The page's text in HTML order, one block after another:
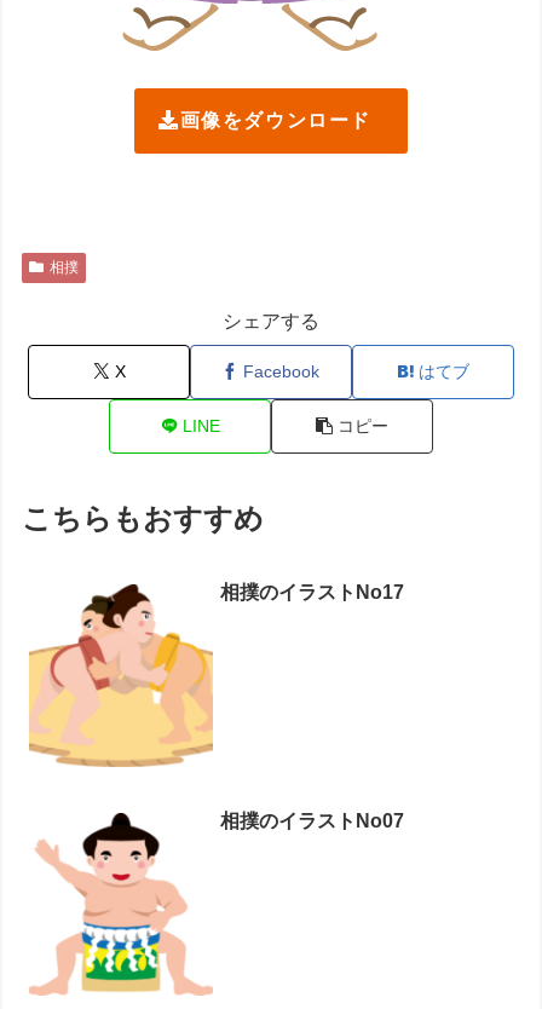
画像をダウンロード
相撲
シェアする
X Facebook はてブ
LINE コピー
こちらもおすすめ
相撲のイラストNo17
相撲のイラストNo07